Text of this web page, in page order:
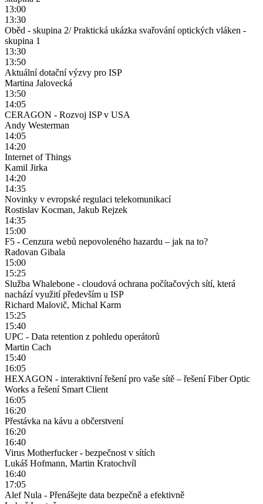
13:00
13:30
Oběd - skupina 2/ Praktická ukázka svařování optických vláken -
skupina 1
13:30
13:50
Aktuální dotační výzvy pro ISP
Martina Jalovecká
13:50
14:05
CERAGON - Rozvoj ISP v USA
Andy Westerman
14:05
14:20
Internet of Things
Kamil Jirka
14:20
14:35
Novinky v evropské regulaci telekomunikací
Rostislav Kocman, Jakub Rejzek
14:35
15:00
F5 - Cenzura webů nepovoleného hazardu – jak na to?
Radovan Gibala
15:00
15:25
Služba Whalebone - cloudová ochrana počítačových sítí, která
nachází využití především u ISP
Richard Malovič, Michal Karm
15:25
15:40
UPC - Data retention z pohledu operátorů
Martin Cach
15:40
16:05
HEXAGON - interaktivní řešení pro vaše sítě – řešení Fiber Optic
Works a řešení Smart Client
16:05
16:20
Přestávka na kávu a občerstvení
16:20
16:40
Virus Motherfucker - bezpečnost v sítích
Lukáš Hofmann, Martin Kratochvíl
16:40
17:05
Alef Nula - Přenášejte data bezpečně a efektivně